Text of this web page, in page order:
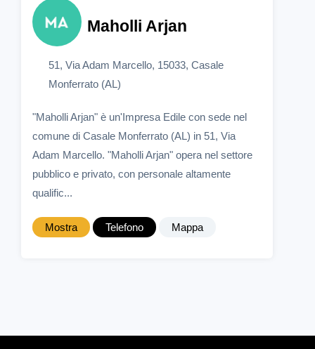
Maholli Arjan
51, Via Adam Marcello, 15033, Casale
Monferrato (AL)
"Maholli Arjan" è un'Impresa Edile con sede nel
comune di Casale Monferrato (AL) in 51, Via
Adam Marcello. "Maholli Arjan" opera nel settore
pubblico e privato, con personale altamente
qualific...
Mostra Telefono Mappa